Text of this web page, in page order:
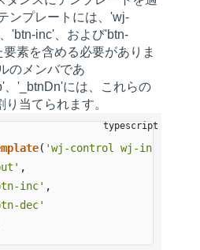
ンプレートには、'wj-
'btn-inc'、および'btn-
素を含める必要がありま
のメンバであ
、'_btnDn'には、これらの
当てられます。
( 'wj-control wj-
,
inc' ,
dec'